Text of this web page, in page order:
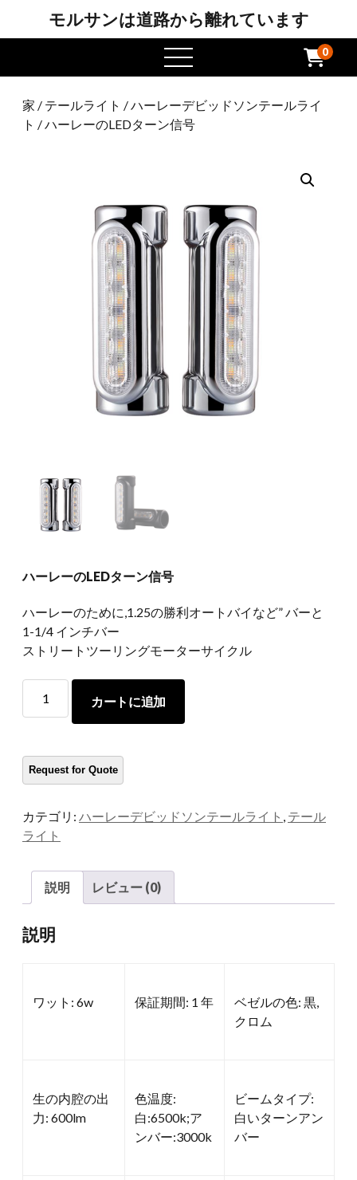
モルサンは道路から離れています
メ
ニ
ー
を
す
0
家 / テールライト /ハーレーデビッドソンテールライ
ト / ハーレーのLEDターン信号
ハーレーのLEDターン信号
ハーレーのために,1.25の勝利オートバイなど” バーと
1-1/4 インチバー
ストリートツーリングモーターサイクル
の
LED
ー
ン
カートに追加
カテゴリ: ハーレーデビッドソンテールライト テール
ライト
説明 レビュー (0)
説明
ワット: 6w 保証期間: 1 年
ベゼルの色: 黒,
クロム
生の内腔の出
力: 600lm
色温度:
白:6500k;ア
ンバー:3000k
ビームタイプ:
白いターンアン
バー